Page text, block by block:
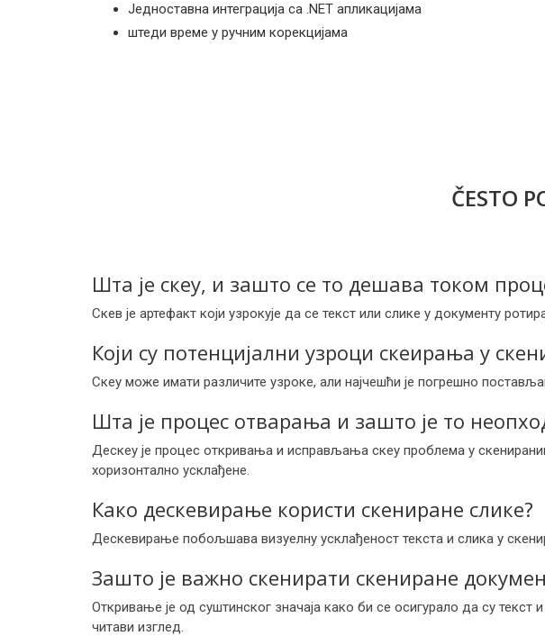
Једноставна интеграција са .NET апликацијама
штеди време у ручним корекцијама
ČESTO
Шта је скеу, и зашто се то дешава током
Скев је артефакт који узрокује да се текст или слике у документу
Који су потенцијални узроци скеирања у
Скеу може имати различите узроке, али најчешћи је погрешно
Шта је процес отварања и зашто је то
Дескеу је процес откривања и исправљања скеу проблема у
хоризонтално усклађене.
Како дескевирање користи скениране слике?
Дескевирање побољшава визуелну усклађеност текста и слика у
Зашто је важно скенирати скениране
Откривање је од суштинског значаја како би се осигурало да су
читави изглед.